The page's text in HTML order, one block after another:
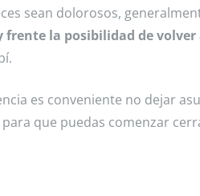
sean dolorosos,
frente la posibilidad de volver
es conveniente no dejar
que puedas comenzar